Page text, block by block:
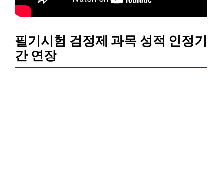
필기시험 검정제 과목 성적 인정기
간 연장